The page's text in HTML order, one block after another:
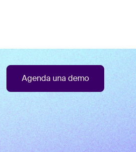
Agenda una demo